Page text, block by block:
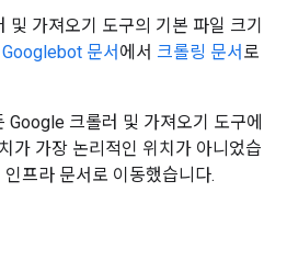
및 가져오기 도구의 기본 파일 크기
Googlebot 문서 에서 크롤링 문서 로
Google 크롤러 및 가져오기 도구에
가 가장 논리적인 위치가 아니었습
프라 문서로 이동했습니다.